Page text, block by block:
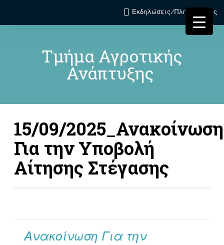
Εκδηλώσεις/Πληροφορίες
Τμήμα Αγροτικής
Ανάπτυξης
15/09/2025_Ανακοίνωση
Για την Υποβολή
Αίτησης Στέγασης
Ανακοίνωση Για την